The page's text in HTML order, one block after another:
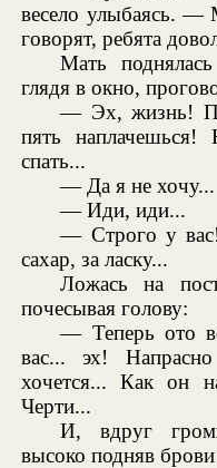
весело улыбаясь. —
говорят, ребята
Мать
глядя в окно,
— Эх, жизнь!
пять
спать...
— Да я не хочу...
— Иди, иди...
— Строго у
сахар, за ласку...
Ложась на
почесывая голову:
— Теперь ото
вас... эх!
хочется... Как он
Черти...
И, вдруг
высоко подняв